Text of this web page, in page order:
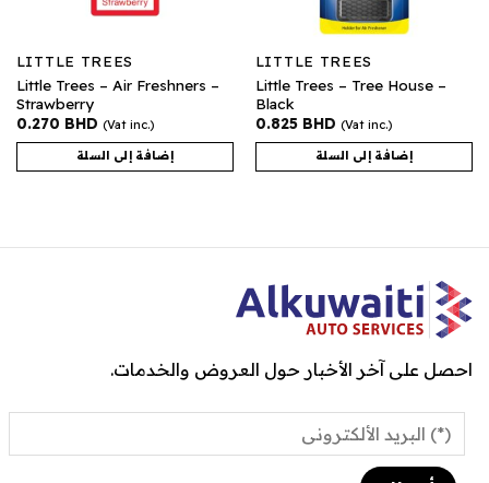
LITTLE TREES
Little Trees – Tree House –
Black
0.825 BHD (Vat inc.)
إضافة إلى السلة
LITTLE TREES
Little Trees – Air Freshners –
Strawberry
0.270 BHD (Vat inc.)
إضافة إلى السلة
احصل على آخر الأخبار حول العروض والخدمات.